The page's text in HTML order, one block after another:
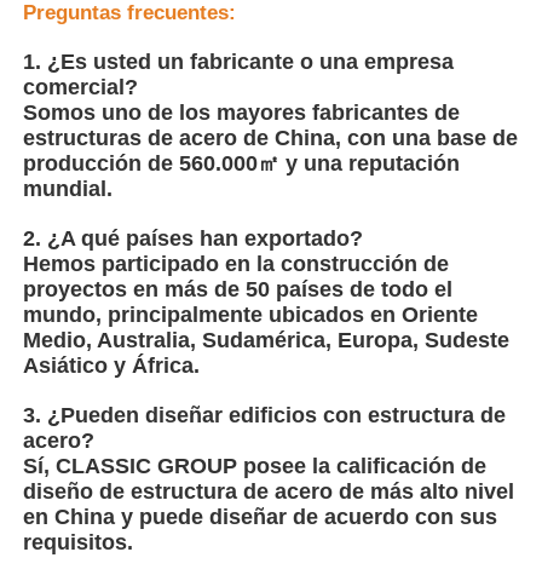
Estructura de acero comercial
Estructura de acero prefabricada
Preguntas frecuentes:
1. ¿Es usted un fabricante o una empresa
comercial?
Somos uno de los mayores fabricantes de
estructuras de acero de China, con una base de
producción de 560.000㎡ y una reputación
mundial.
2. ¿A qué países han exportado?
Hemos participado en la construcción de
proyectos en más de 50 países de todo el
mundo, principalmente ubicados en Oriente
Medio, Australia, Sudamérica, Europa, Sudeste
Asiático y África.
3. ¿Pueden diseñar edificios con estructura de
acero?
Sí, CLASSIC GROUP posee la calificación de
diseño de estructura de acero de más alto nivel
en China y puede diseñar de acuerdo con sus
requisitos.